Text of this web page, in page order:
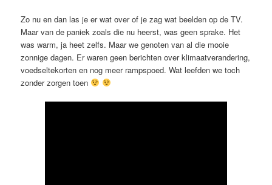
Zo nu en dan las je er wat over of je zag wat beelden op de TV.
Maar van de paniek zoals die nu heerst, was geen sprake. Het
was warm, ja heet zelfs. Maar we genoten van al die mooie
zonnige dagen. Er waren geen berichten over klimaatverandering,
voedseltekorten en nog meer rampspoed. Wat leefden we toch
zonder zorgen toen